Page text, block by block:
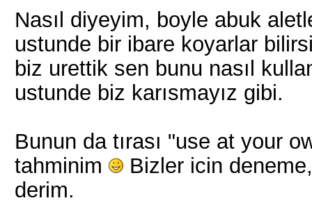
Nasıl diyeyim, boyle abuk
ustunde bir ibare koyarlar
biz urettik sen bunu nasıl
ustunde biz karısmayız gibi.
Bunun da tırası "use at your
tahminim
Bizler icin
derim.